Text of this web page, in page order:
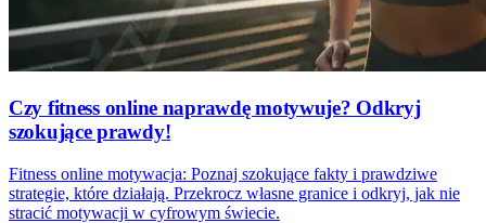
Czy fitness online naprawdę motywuje? Odkryj
szokujące prawdy!
Fitness online motywacja: Poznaj szokujące fakty i prawdziwe
strategie, które działają. Przekrocz własne granice i odkryj, jak nie
stracić motywacji w cyfrowym świecie.